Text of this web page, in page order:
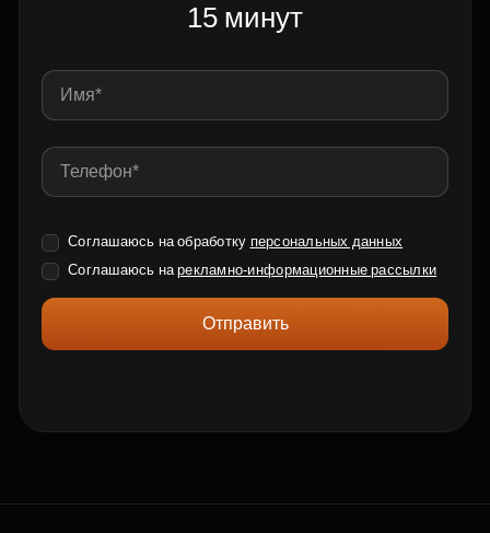
15 минут
Соглашаюсь на обработку персональных данных
Соглашаюсь нарекламно-информационные рассылки
Отправить